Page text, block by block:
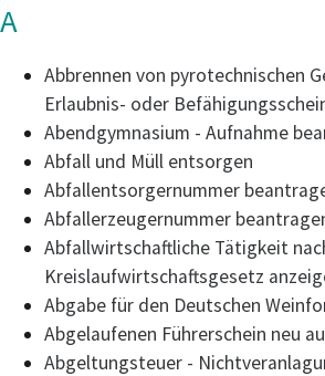
A
Abbrennen von pyrotechnischen
Erlaubnis- oder
Abendgymnasium - Aufnahme
Abfall und Müll entsorgen
Abfallentsorgernummer
Abfallerzeugernummer
Abfallwirtschaftliche Tätigkeit
Kreislaufwirtschaftsgesetz
Abgabe für den Deutschen
Abgelaufenen Führerschein neu
Abgeltungsteuer -